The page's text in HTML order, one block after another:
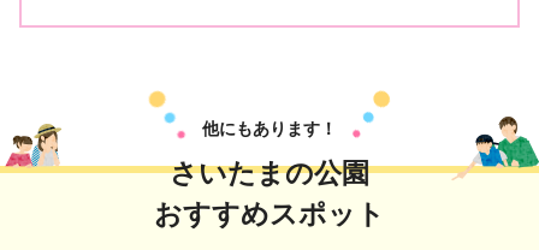
他にもあります！
さいたまの公園
おすすめスポット